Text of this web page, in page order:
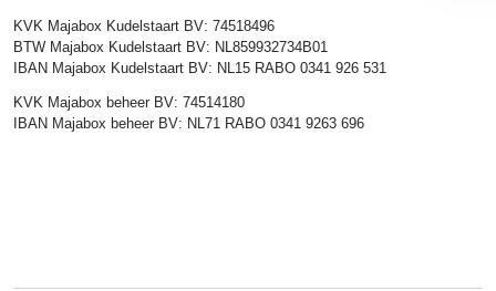
KVK Majabox Kudelstaart BV: 74518496
BTW Majabox Kudelstaart BV: NL859932734B01
IBAN Majabox Kudelstaart BV: NL15 RABO 0341 926 531
KVK Majabox beheer BV: 74514180
IBAN Majabox beheer BV: NL71 RABO 0341 9263 696